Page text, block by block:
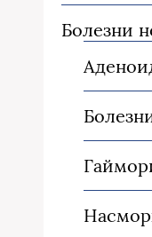
Болезни